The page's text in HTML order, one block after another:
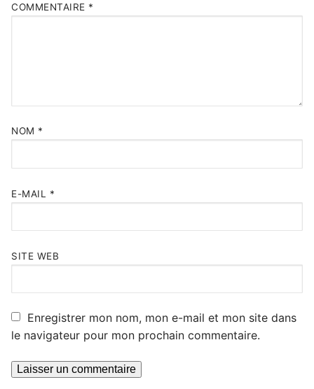
COMMENTAIRE *
NOM *
E-MAIL *
SITE WEB
Enregistrer mon nom, mon e-mail et mon site dans
le navigateur pour mon prochain commentaire.